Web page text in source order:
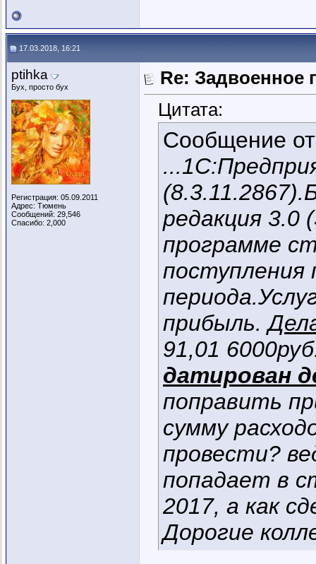
17.03.2018, 16:21
ptihka
Бух, просто бух
Регистрация: 05.09.2011
Адрес: Тюмень
Сообщений: 29,546
Спасибо: 2,000
Re: Задвоенное
Цитата:
Сообщение
редакция 3.0
программе
прибыль.
91,01
датирован
поправить
сумму
провести?
попадает в
2017, а как
Дорогие